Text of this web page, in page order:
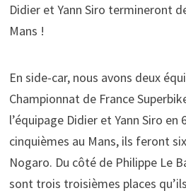
Didier et Yann Siro termineront
Mans !
En side-car, nous avons deux
Championnat de France
l’équipage Didier et Yann Siro en
cinquièmes au Mans, ils feront
Nogaro. Du côté de Philippe Le
sont trois troisièmes places